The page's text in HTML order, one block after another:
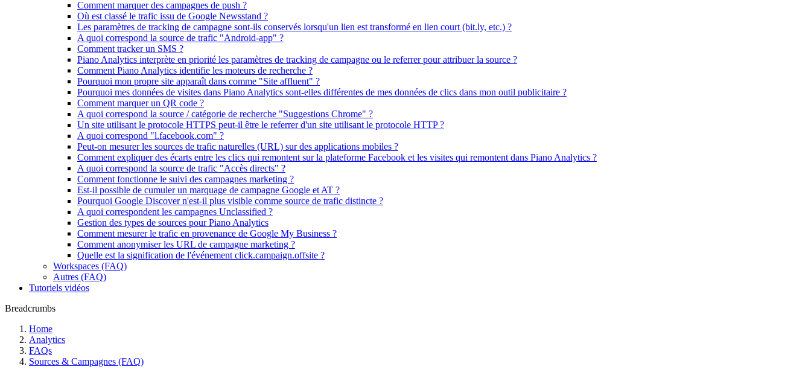
Comment marquer des campagnes de push ?
Où est classé le trafic issu de Google Newsstand ?
Les paramètres de tracking de campagne sont-ils conservés lorsqu'un lien est transformé en lien court (bit.ly, etc.) ?
A quoi correspond la source de trafic "Android-app" ?
Comment tracker un SMS ?
Piano Analytics interprète en priorité les paramètres de tracking de campagne ou le referrer pour attribuer la source ?
Comment Piano Analytics identifie les moteurs de recherche ?
Pourquoi mon propre site apparaît dans comme "Site affluent" ?
Pourquoi mes données de visites dans Piano Analytics sont-elles différentes de mes données de clics dans mon outil publicitaire ?
Comment marquer un QR code ?
A quoi correspond la source / catégorie de recherche "Suggestions Chrome" ?
Un site utilisant le protocole HTTPS peut-il être le referrer d'un site utilisant le protocole HTTP ?
A quoi correspond "l.facebook.com" ?
Peut-on mesurer les sources de trafic naturelles (URL) sur des applications mobiles ?
Comment expliquer des écarts entre les clics qui remontent sur la plateforme Facebook et les visites qui remontent dans Piano Analytics ?
A quoi correspond la source de trafic "Accès directs" ?
Comment fonctionne le suivi des campagnes marketing ?
Est-il possible de cumuler un marquage de campagne Google et AT ?
Pourquoi Google Discover n'est-il plus visible comme source de trafic distincte ?
A quoi correspondent les campagnes Unclassified ?
Gestion des types de sources pour Piano Analytics
Comment mesurer le trafic en provenance de Google My Business ?
Comment anonymiser les URL de campagne marketing ?
Quelle est la signification de l'événement click.campaign.offsite ?
Workspaces (FAQ)
Autres (FAQ)
Tutoriels vidéos
Breadcrumbs
Home
Analytics
FAQs
Sources & Campagnes (FAQ)